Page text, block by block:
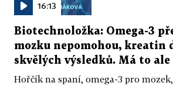
16:13
Biotechnoložka: Omega-3
mozku nepomohou, kreatin
skvělých výsledků. Má to ale
Hořčík na spaní, omega-3 pro